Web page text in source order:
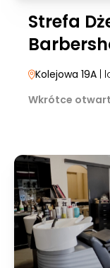
Strefa
Kolejowa 19A |
Wkrótce